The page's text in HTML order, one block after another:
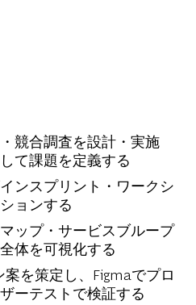
競合調査を設計・実施
て課題を定義する
ンスプリント・ワークシ
ョンする
ップ・サービスブループ
体を可視化する
を策定し、Figmaでプロ
ーテストで検証する